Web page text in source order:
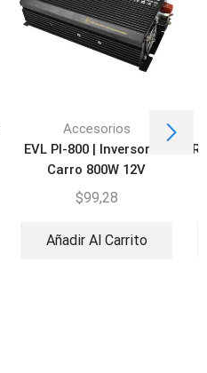
Accesorios
EVL PI-800 | Inversor de
Carro 800W 12V
$99,28
Añadir Al Carrito